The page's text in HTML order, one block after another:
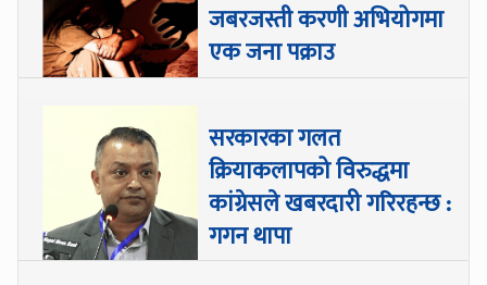
जबरजस्ती करणी अभियोगमा
एक जना पक्राउ
सरकारका गलत
क्रियाकलापको विरुद्धमा
कांग्रेसले खबरदारी गरिरहन्छ :
गगन थापा